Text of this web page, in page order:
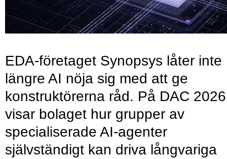
EDA-företaget Synopsys låter inte
längre AI nöja sig med att ge
konstruktörerna råd. På DAC 2026
visar bolaget hur grupper av
specialiserade AI-agenter
självständigt kan driva långvariga